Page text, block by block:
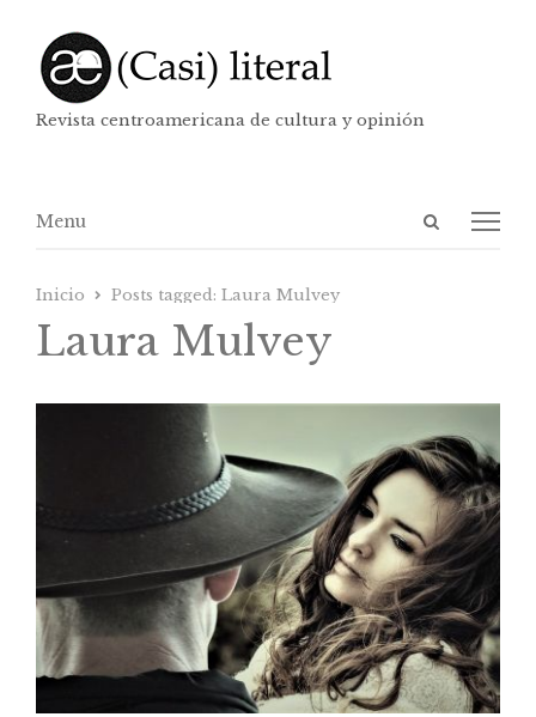
Revista centroamericana de cultura y opinión
Abrir
Menú
Menu
Inicio Posts tagged: Laura Mulvey
Laura Mulvey